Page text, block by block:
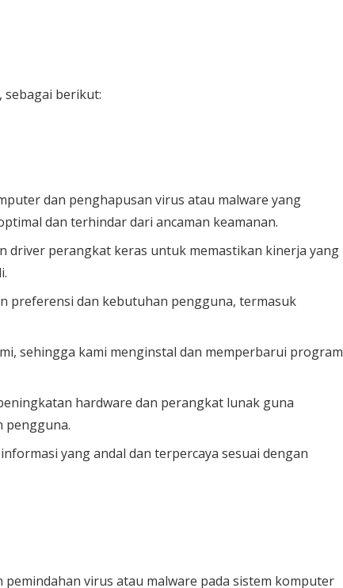
sebagai berikut:
dan penghapusan virus atau malware yang
dan terhindar dari ancaman keamanan.
driver perangkat keras untuk memastikan kinerja yang
preferensi dan kebutuhan pengguna, termasuk
sehingga kami menginstal dan memperbarui program
hardware dan perangkat lunak guna
pengguna.
yang andal dan terpercaya sesuai dengan
virus atau malware pada sistem komputer